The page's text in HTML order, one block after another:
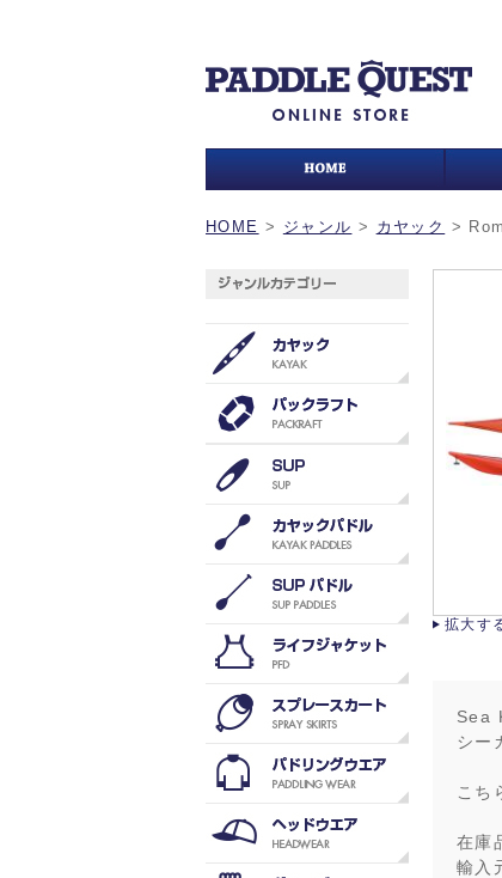
HOME > ジャンル > カヤック >
拡大す
Sea
シー
こち
在庫
輸入